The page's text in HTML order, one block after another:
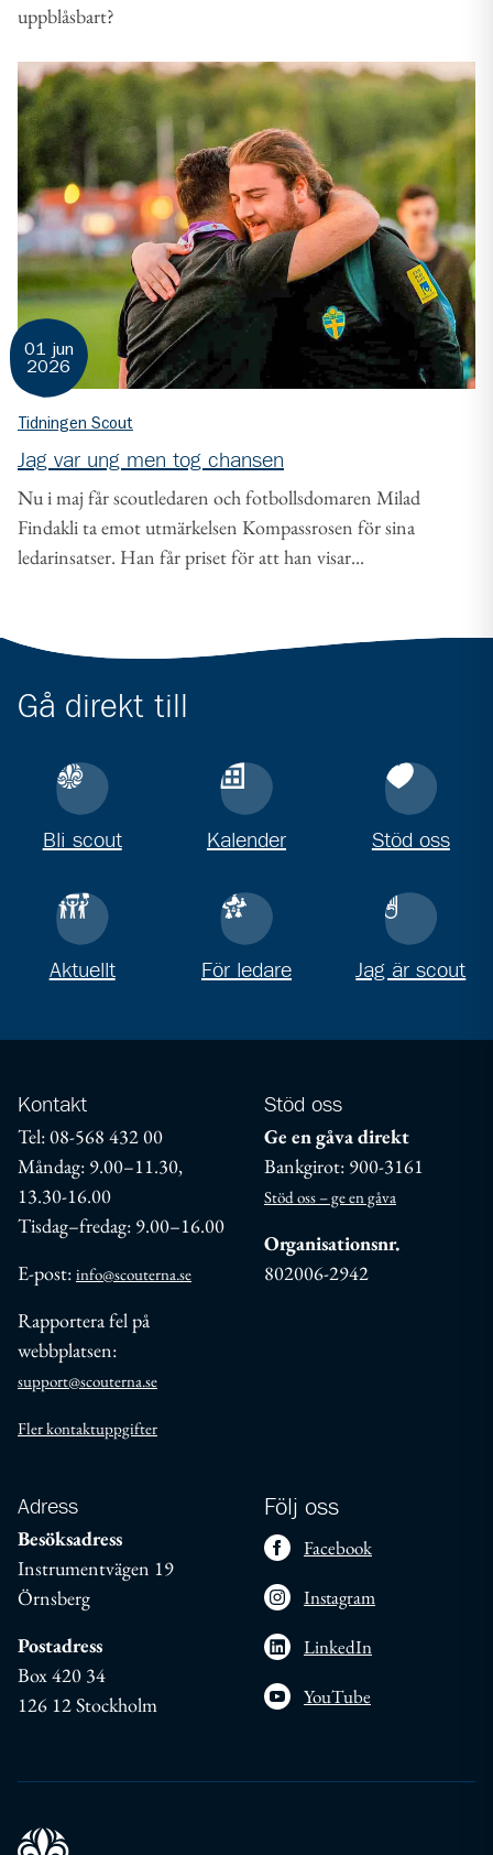
uppblåsbart?
01 jun
2026
Tidningen Scout
Jag var ung men tog chansen
Nu i maj får scoutledaren och fotbollsdomaren Milad
Findakli ta emot utmärkelsen Kompassrosen för sina
ledarinsatser. Han får priset för att han visar...
Gå direkt till
Bli scout Kalender Stöd oss
Aktuellt För ledare Jag är scout
Kontakt
Tel: 08-568 432 00
Måndag: 9.00–11.30,
13.30-16.00
Tisdag–fredag: 9.00–16.00
E-post: info@scouterna.se
Rapportera fel på
webbplatsen:
support@scouterna.se
Fler kontaktuppgifter
Stöd oss
Ge en gåva direkt
Bankgirot: 900-3161
Stöd oss – ge en gåva
Organisationsnr.
802006-2942
Adress
Besöksadress
Instrumentvägen 19
Örnsberg
Postadress
Box 420 34
126 12 Stockholm
Följ oss
Facebook
Instagram
LinkedIn
YouTube